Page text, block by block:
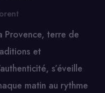
Provence, terre de
et
s’éveille
matin au rythme